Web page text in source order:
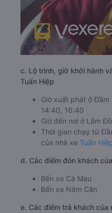
c. Lộ trình, giờ khởi hành
Tuấn Hiệp
Giờ xuất phát ở Đầm
14:40, 16:40
Giờ đến nơi ở Lâm
Thời gian chạy từ
của nhà xe Tuấn
d. Các điểm đón khách
Bến xe Cà Mau
Bến xe Năm Căn
e. Các điểm trả khách của